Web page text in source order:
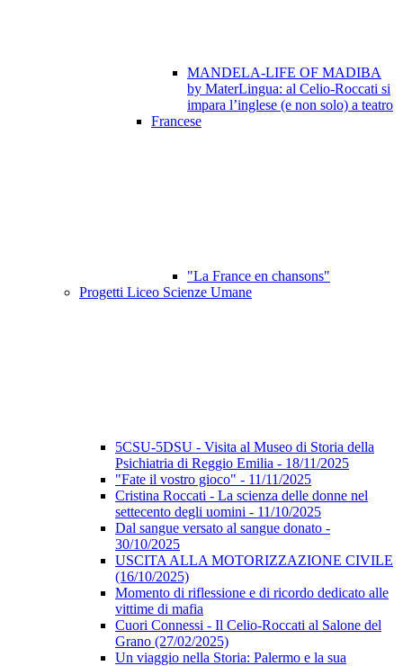
MANDELA-LIFE OF MADIBA
by MaterLingua: al Celio-Roccati si
impara l’inglese (e non solo) a teatro
Francese
"La France en chansons"
Progetti Liceo Scienze Umane
5CSU-5DSU - Visita al Museo di Storia della
Psichiatria di Reggio Emilia - 18/11/2025
"Fate il vostro gioco" - 11/11/2025
Cristina Roccati - La scienza delle donne nel
settecento degli uomini - 11/10/2025
Dal sangue versato al sangue donato -
30/10/2025
USCITA ALLA MOTORIZZAZIONE CIVILE
(16/10/2025)
Momento di riflessione e di ricordo dedicato alle
vittime di mafia
Cuori Connessi - Il Celio-Roccati al Salone del
Grano (27/02/2025)
Un viaggio nella Storia: Palermo e la sua